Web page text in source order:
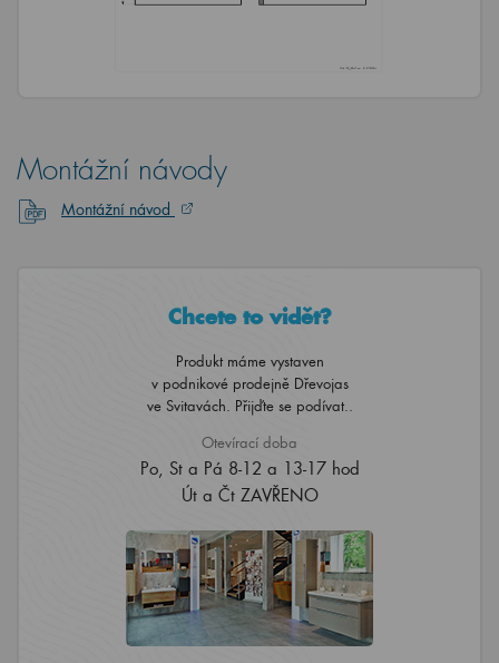
Montážní návody
Montážní návod
Chcete to vidět?
Produkt máme vystaven
v podnikové prodejně Dřevojas
ve Svitavách. Přijďte se podívat..
Otevírací doba
Po, St a Pá 8-12 a 13-17 hod
Út a Čt ZAVŘENO